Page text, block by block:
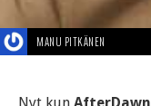
MANU PITKÄNEN
Nyt kun AfterDawn